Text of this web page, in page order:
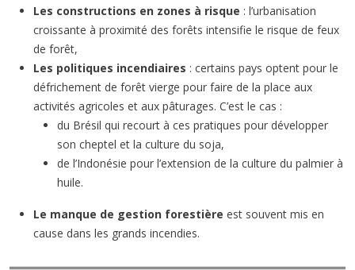
Les constructions en zones à risque : l’urbanisation
croissante à proximité des forêts intensifie le risque de feux
de forêt,
Les politiques incendiaires : certains pays optent pour le
défrichement de forêt vierge pour faire de la place aux
activités agricoles et aux pâturages. C’est le cas :
du Brésil qui recourt à ces pratiques pour développer
son cheptel et la culture du soja,
de l’Indonésie pour l’extension de la culture du palmier à
huile.
Le manque de gestion forestière est souvent mis en
cause dans les grands incendies.